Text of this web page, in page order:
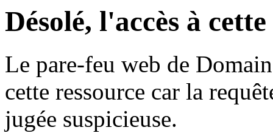
Désolé, l'accès à
Le pare-feu web de
cette ressource car la
jugée suspicieuse.